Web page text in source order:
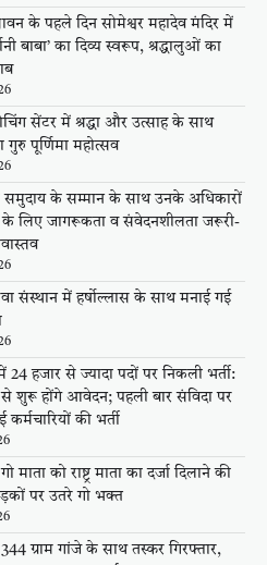
के पहले दिन सोमेश्वर महादेव मंदिर में
बाबा’ का दिव्य स्वरूप, श्रद्धालुओं का
सेंटर में श्रद्धा और उत्साह के साथ
गुरु पूर्णिमा महोत्सव
समुदाय के सम्मान के साथ उनके अधिकारों
लिए जागरूकता व संवेदनशीलता जरूरी-
संस्थान में हर्षोल्लास के साथ मनाई गई
24 हजार से ज्यादा पदों पर निकली भर्ती:
शुरू होंगे आवेदन; पहली बार संविदा पर
कर्मचारियों की भर्ती
माता को राष्ट्र माता का दर्जा दिलाने की
पर उतरे गो भक्त
ग्राम गांजे के साथ तस्कर गिरफ्तार,